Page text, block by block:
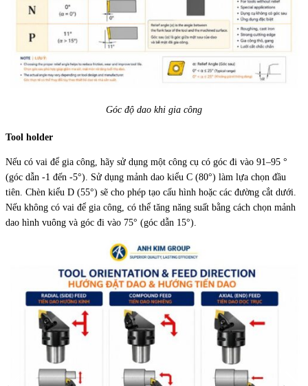
Góc độ dao khi gia công
Tool holder
Nếu có vai để gia công, hãy sử dụng một công cụ có góc đi vào 91–95 °
(góc dẫn -1 đến -5°). Sử dụng mảnh dao kiểu C (80°) làm lựa chọn đầu
tiên. Chèn kiểu D (55°) sẽ cho phép tạo cấu hình hoặc các đường cắt dưới.
Nếu không có vai để gia công, có thể tăng năng suất bằng cách chọn mảnh
dao hình vuông và góc đi vào 75° (góc dẫn 15°).